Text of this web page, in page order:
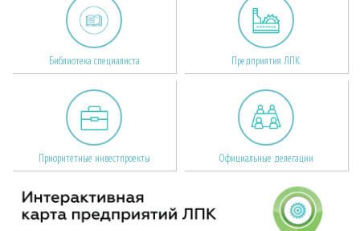
Библиотека специалиста Предприятия ЛПК
Приоритетные инвестпроекты Официальные делегации